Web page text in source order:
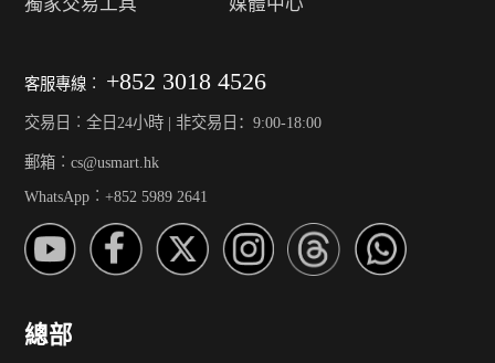
客服專線︰ +852 3018 4526
交易日︰全日24小時 | 非交易日：9:00-18:00
郵箱︰cs@usmart.hk
WhatsApp︰+852 5989 2641
總部